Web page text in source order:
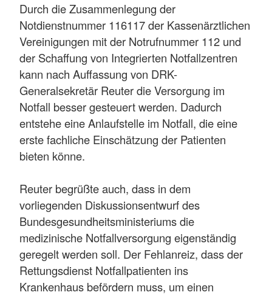
Durch die Zusammenlegung der
Notdienstnummer 116117 der Kassenärztlichen
Vereinigungen mit der Notrufnummer 112 und
der Schaffung von Integrierten Notfallzentren
kann nach Auffassung von DRK-
Generalsekretär Reuter die Versorgung im
Notfall besser gesteuert werden. Dadurch
entstehe eine Anlaufstelle im Notfall, die eine
erste fachliche Einschätzung der Patienten
bieten könne.
Reuter begrüßte auch, dass in dem
vorliegenden Diskussionsentwurf des
Bundesgesundheitsministeriums die
medizinische Notfallversorgung eigenständig
geregelt werden soll. Der Fehlanreiz, dass der
Rettungsdienst Notfallpatienten ins
Krankenhaus befördern muss, um einen